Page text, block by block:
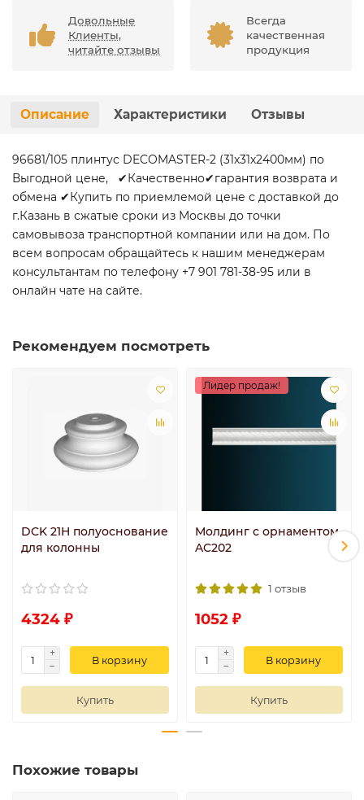
Довольные
Клиенты,
читайте отзывы
Всегда
качественная
продукция
Описание Характеристики Отзывы
96681/105 плинтус DECOMASTER-2 (31х31х2400мм) по
Выгодной цене, ✔Качественно✔гарантия возврата и
обмена ✔Купить по приемлемой цене с доставкой до
г.Казань в сжатые сроки из Москвы до точки
самовывоза транспортной компании или на дом. По
всем вопросам обращайтесь к нашим менеджерам
консультантам по телефону +7 901 781-38-95 или в
онлайн чате на сайте.
Рекомендуем посмотреть
DCK 21H полуоснование
для колонны
4324 ₽
В корзину
Купить
Лидер продаж!
Молдинг с орнаментом
AC202
1 отзыв
1052 ₽
В корзину
Купить
Похожие товары